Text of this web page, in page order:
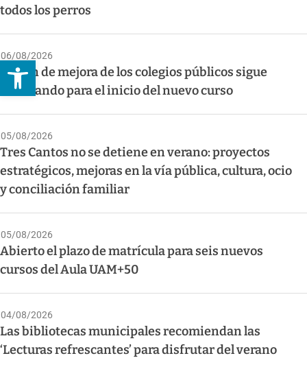
Abrir barra de herramientas
todos los perros
06/08/2026
El plan de mejora de los colegios públicos sigue
avanzando para el inicio del nuevo curso
05/08/2026
Tres Cantos no se detiene en verano: proyectos
estratégicos, mejoras en la vía pública, cultura, ocio
y conciliación familiar
05/08/2026
Abierto el plazo de matrícula para seis nuevos
cursos del Aula UAM+50
04/08/2026
Las bibliotecas municipales recomiendan las
‘Lecturas refrescantes’ para disfrutar del verano